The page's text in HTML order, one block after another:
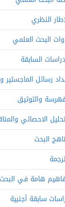
النظري
البحث العلمي
السابقة
رسائل الماجستير
والتوثيق
الاحصائي
البحث
هامة في
سابقة أجنبية